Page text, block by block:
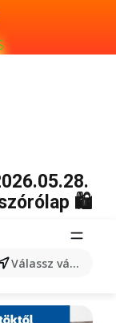
Válassz várost
🛍️